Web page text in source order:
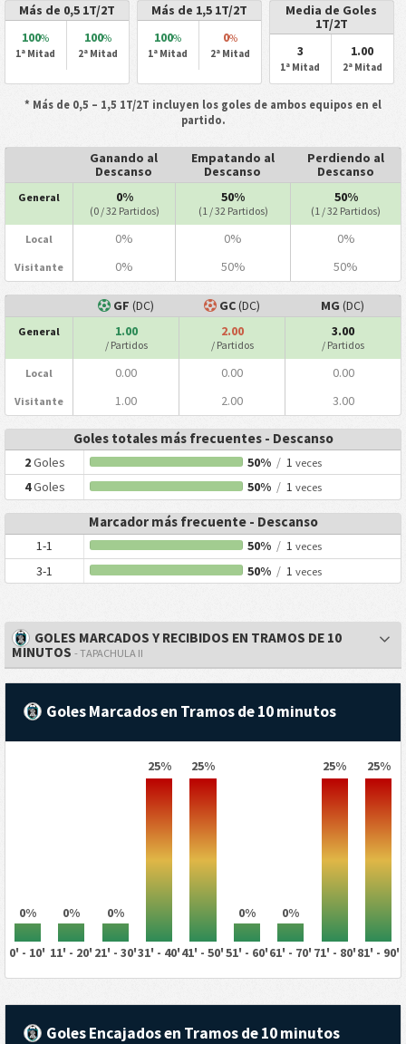
Más de 0,5 1T/2T
100%
1ª Mitad
100%
2ª Mitad
Más de 1,5 1T/2T
100%
1ª Mitad
0%
2ª Mitad
Media de Goles
1T/2T
3
1ª Mitad
1.00
2ª Mitad
* Más de 0,5 – 1,5 1T/2T incluyen los goles de ambos equipos en el
partido.
Ganando al
Descanso
Empatando al
Descanso
Perdiendo al
Descanso
General 0%
(0 / 32 Partidos)
50%
(1 / 32 Partidos)
50%
(1 / 32 Partidos)
Local 0% 0% 0%
Visitante 0% 50% 50%
GF (DC) GC(DC) MG (DC)
General 1.00
/ Partidos
2.00
/ Partidos
3.00
/ Partidos
Local 0.00 0.00 0.00
Visitante 1.00 2.00 3.00
Goles totales más frecuentes - Descanso
2Goles 50% / 1veces
4Goles 50% / 1veces
Marcador más frecuente - Descanso
1-1 50% / 1veces
3-1 50% / 1veces
GOLES MARCADOS Y RECIBIDOS EN TRAMOS DE 10
MINUTOS - TAPACHULA II
Goles Marcados en Tramos de 10 minutos
0% 0% 0%
25% 25%
0% 0%
25% 25%
0' - 10' 11' - 20' 21' - 30'31' - 40'41' - 50'51' - 60'61' - 70' 71' - 80'81' - 90'
Goles Encajados en Tramos de 10 minutos